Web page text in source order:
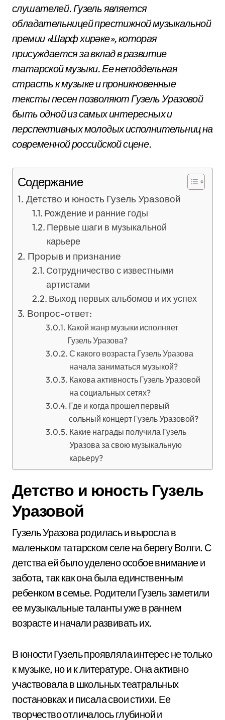
слушателей. Гузель является
обладательницей престижной музыкальной
премии «Шарф хирәке», которая
присуждается за вклад в развитие
татарской музыки. Ее неподдельная
страсть к музыке и проникновенные
тексты песен позволяют Гузель Уразовой
быть одной из самых интересных и
перспективных молодых исполнительниц на
современной российской сцене.
Содержание
Детство и юность Гузель Уразовой
Рождение и ранние годы
Первые шаги в музыкальной
карьере
Прорыв и признание
Сотрудничество с известными
артистами
Выход первых альбомов и их успех
Вопрос-ответ:
Какой жанр музыки исполняет
Гузель Уразова?
С какого возраста Гузель Уразова
начала заниматься музыкой?
Какова активность Гузель Уразовой
на социальных сетях?
Где и когда прошел первый
сольный концерт Гузель Уразовой?
Какие награды получила Гузель
Уразова за свою музыкальную
карьеру?
Детство и юность Гузель
Уразовой
Гузель Уразова родилась и выросла в
маленьком татарском селе на берегу Волги. С
детства ей было уделено особое внимание и
забота, так как она была единственным
ребенком в семье. Родители Гузель заметили
ее музыкальные таланты уже в раннем
возрасте и начали развивать их.
В юности Гузель проявляла интерес не только
к музыке, но и к литературе. Она активно
участвовала в школьных театральных
постановках и писала свои стихи. Ее
творчество отличалось глубиной и